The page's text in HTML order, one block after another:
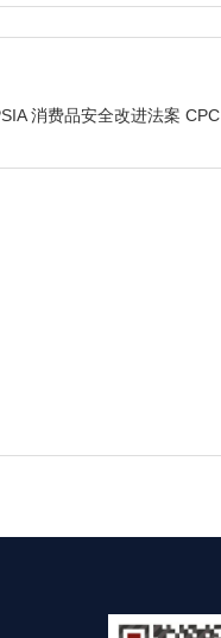
消费品安全改进法案 CPC